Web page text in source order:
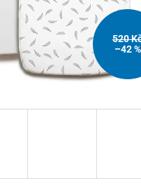
520
–42 %